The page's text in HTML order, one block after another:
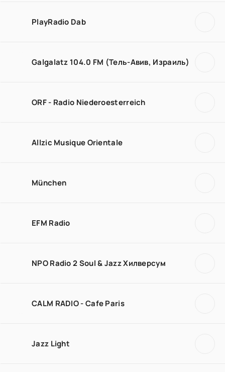
PlayRadio Dab
Galgalatz 104.0 FM (Тель-Авив, Израиль)
ORF - Radio Niederoesterreich
Allzic Musique Orientale
München
EFM Radio
NPO Radio 2 Soul & Jazz Хилверсум
CALM RADIO - Cafe Paris
Jazz Light